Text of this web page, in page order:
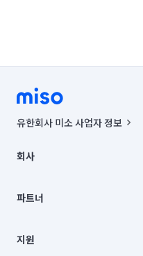
유한회사 미소 사업자 정보
00019 |
주소 | 본사: 서울특별시 종로구
컨택센터 : 서울특별시 종로구
상품, 상품정보, 거래에 관한 의무
언론 보도 관련 문의:
회사
채용
파트너
이사
지원